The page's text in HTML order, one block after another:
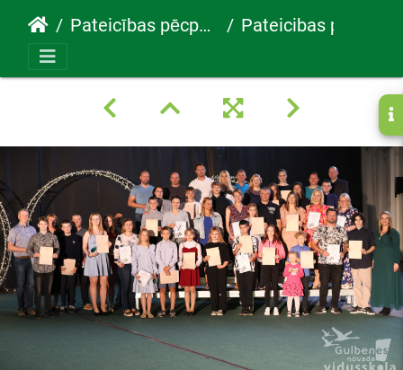
Pateicības pēcpusdiena 2023 Pateicibas pecpusdiena 19